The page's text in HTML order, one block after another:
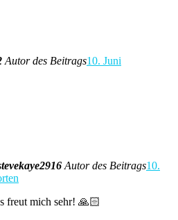
Autor des Beitrags10. Juni
Autor des Beitrags10.
freut mich sehr! 🙏🏻